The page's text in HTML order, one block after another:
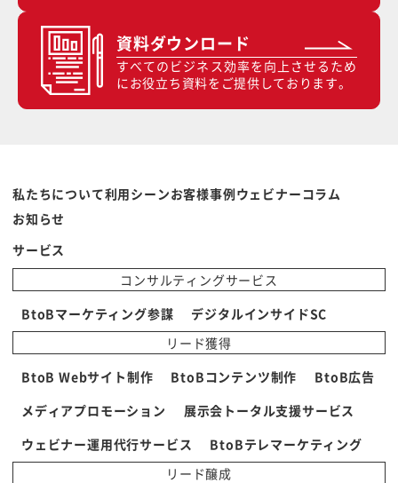
資料ダウンロード
すべてのビジネス効率を向上させるため
にお役立ち資料をご提供しております。
私たちについて利用シーンお客様事例ウェビナー コラム
お知らせ
サービス
コンサルティングサービス
BtoBマーケティング参謀
デジタルインサイドSC
リード獲得
BtoB Webサイト制作
BtoBコンテンツ制作
BtoB広告
メディアプロモーション
展示会トータル支援サービス
ウェビナー運用代行サービス
BtoBテレマーケティング
リード醸成